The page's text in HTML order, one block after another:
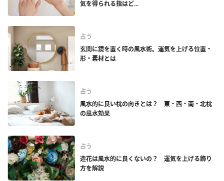
気を得られる指はど...
占う
玄関に鏡を置く時の風水術。運気を上げる位置・
形・素材とは
占う
風水的に良い枕の向きとは？ 東・西・南・北枕
の風水効果
占う
造花は風水的に良くないの？ 運気を上げる飾り
方を解説